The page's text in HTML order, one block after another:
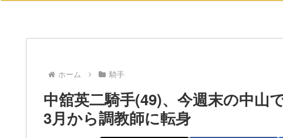
ホーム 騎手
中舘英二騎手(49)、今週末の中
3月から調教師に転身